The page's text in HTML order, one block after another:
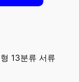
13분류 서류